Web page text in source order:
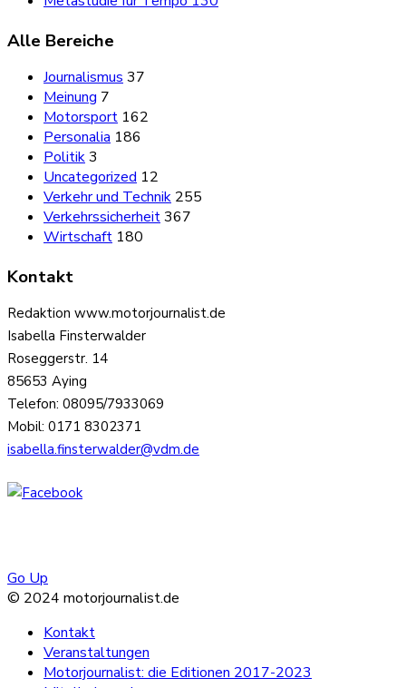
Alle Bereiche
Journalismus 37
Meinung 7
Motorsport 162
Personalia 186
Politik3
Uncategorized 12
Verkehr und Technik 255
Verkehrssicherheit367
Wirtschaft 180
Kontakt
Redaktion www.motorjournalist.de
Isabella Finsterwalder
Roseggerstr. 14
85653 Aying
Telefon: 08095/7933069
Mobil: 0171 8302371
isabella.finsterwalder@vdm.de
Go Up
© 2024 motorjournalist.de
Kontakt
Veranstaltungen
Motorjournalist: die Editionen 2017-2023